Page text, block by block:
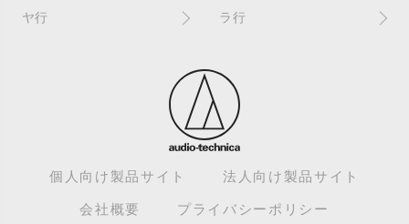
EPアダプター
インシュレーター
インナースリーブ
ウォーターダメージ
内袋
ン）
エサ箱
ガチャ盤
カンパニースリーブ
キューバーン
シールド盤
シュリンク残存
白盤
針圧
スクラッチ
スタビライザー
スチレン盤
ステレオ
ダイナフレックス
Discogs（ディスコグス）
テストプレス
デッドワックス
ン）
ハウリング
パンチホール
ビートジャグリング
マスターテンポ
マトリックス番号
未開封
ミキサー
耳
M / NM（レコードコンディ
M / NM（カバーコンディショ
モニター
ヤ行 ラ行
リイシュー / 再発
リミックス
ループ
ループ溝/ロックド・グルーヴ/
ループ集
レーベルダメージ
ロングミックス
個人向け製品サイト 法人向け製品サイト
会社概要 プライバシーポリシー